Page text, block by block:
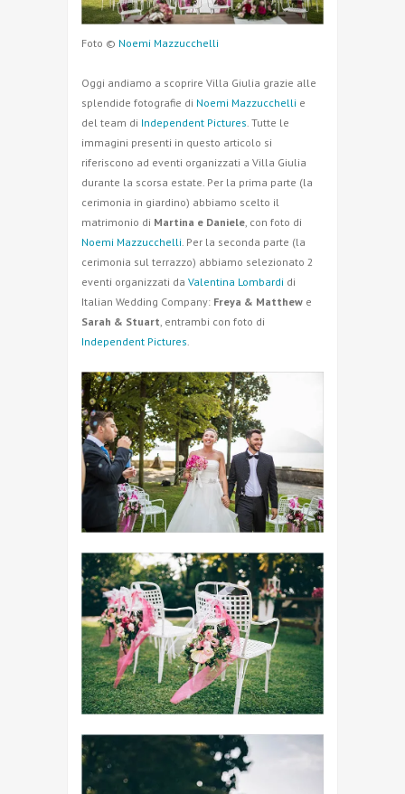
Foto © Noemi Mazzucchelli
Oggi andiamo a scoprire Villa Giulia grazie alle
splendide fotografie di Noemi Mazzucchelli e
del team di Independent Pictures . Tutte le
immagini presenti in questo articolo si
riferiscono ad eventi organizzati a Villa Giulia
durante la scorsa estate. Per la prima parte (la
cerimonia in giardino) abbiamo scelto il
matrimonio di Martina e Daniele , con foto di
Noemi Mazzucchelli . Per la seconda parte (la
cerimonia sul terrazzo) abbiamo selezionato 2
eventi organizzati da Valentina Lombardi di
Italian Wedding Company: Freya & Matthew e
Sarah & Stuart , entrambi con foto di
Independent Pictures